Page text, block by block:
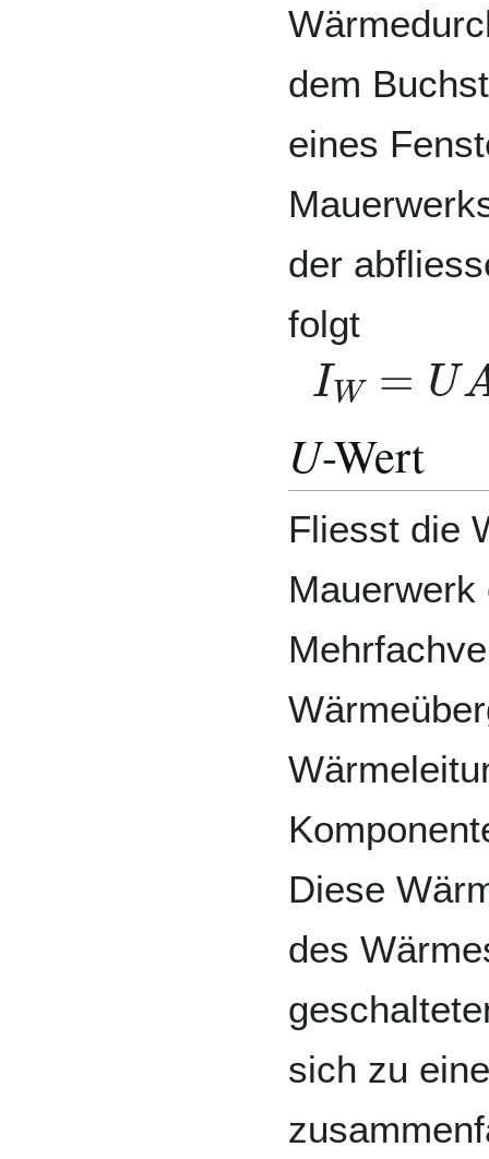
dem
eines
der
folgt
IW A
U-Wert
Fliesst die
Diese
des
sich zu